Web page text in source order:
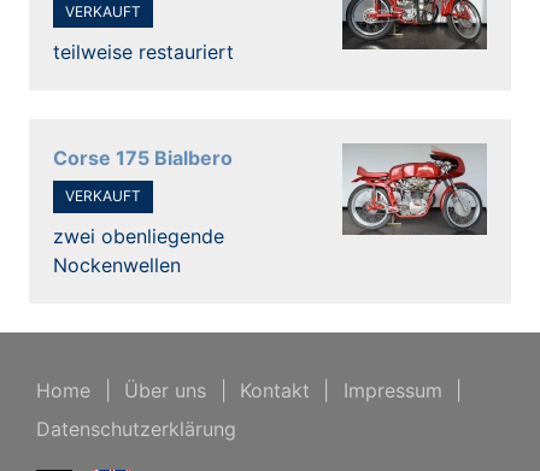
VERKAUFT
teilweise restauriert
Corse 175 Bialbero
VERKAUFT
zwei obenliegende
Nockenwellen
Home Über uns Kontakt Impressum
Datenschutzerklärung